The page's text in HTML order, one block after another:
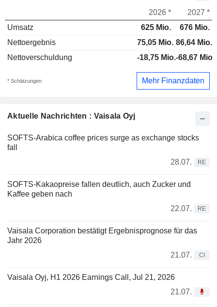
Aktuelle Nachrichten : Vaisala Oyj
SOFTS-Arabica coffee prices surge as exchange stocks
fall
28.07.
RE
SOFTS-Kakaopreise fallen deutlich, auch Zucker und
Kaffee geben nach
22.07.
RE
Vaisala Corporation bestätigt Ergebnisprognose für das
Jahr 2026
21.07.
CI
Vaisala Oyj, H1 2026 Earnings Call, Jul 21, 2026
21.07.
2026 *
2027 *
Umsatz
625 Mio.
676 Mio.
Nettoergebnis
75,05 Mio. 86,64 Mio.
Nettoverschuldung
-18,75 Mio.-68,67 Mio.
* Schätzungen Mehr Finanzdaten